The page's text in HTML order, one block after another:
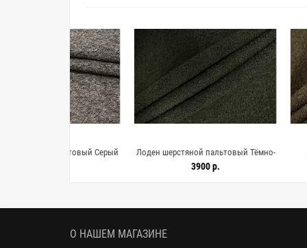
Лоден шерстяной пальтовый Тёмно-
зеленый IDT H55/4 EE20 20112549
Лоден
О НАШЕМ МАГАЗИНЕ